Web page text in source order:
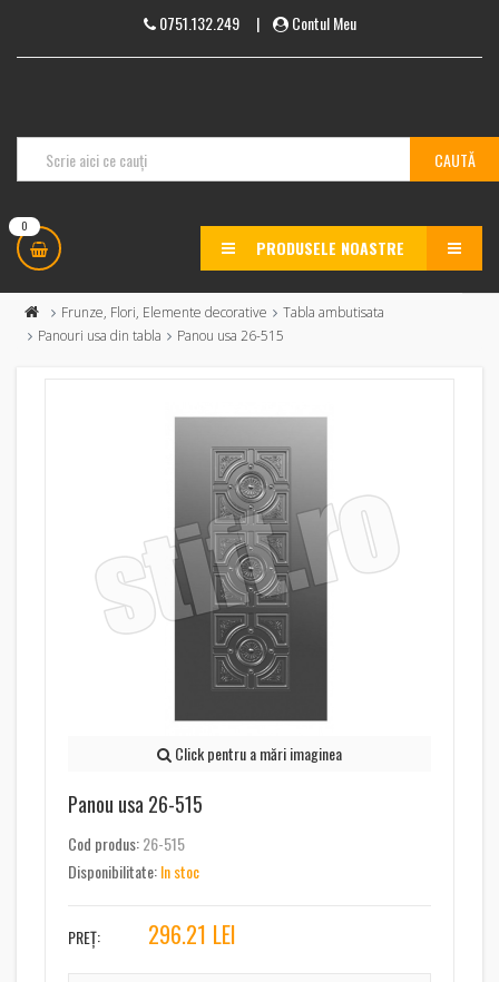
0751.132.249| Contul Meu
0
PRODUSELE NOASTRE MENU
Frunze, Flori, Elemente decorative
Tabla ambutisata
Panouri usa din tabla
Panou usa 26-515
Click pentru a mări imaginea
Panou usa 26-515
Cod produs:26-515
Disponibilitate:In stoc
PREȚ: 296.21 LEI